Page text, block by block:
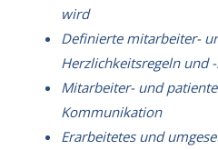
wird
Definierte mitarbeiter-
Herzlichkeitsregeln und
Mitarbeiter- und
Kommunikation
Erarbeitetes und